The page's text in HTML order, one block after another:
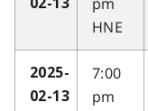
HNE
2025-
02-13
7:00
pm